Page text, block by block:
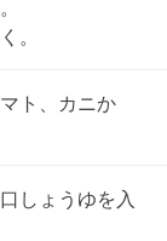
。
ト、カニか
しょうゆを入